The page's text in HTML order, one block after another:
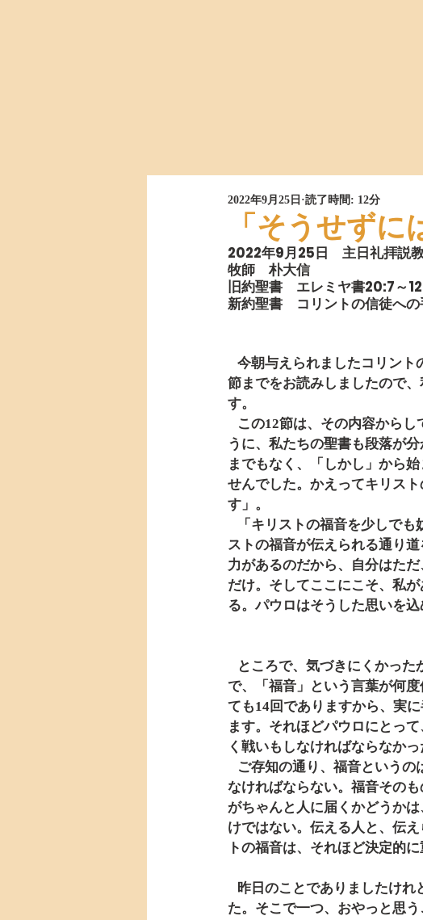
「そうせずに
2022年9月25日 読了時間: 12分
2022年9月25日　主日
牧師　朴大信
旧約聖書　エレミヤ書20:7～12
新約聖書　コリントの信徒へ
節までをお読みしましたので
す。
うに、私たちの聖書も段落が
までもなく、「しかし」から
せんでした。かえってキリス
す」。
ストの福音が伝えられる通り
力があるのだから、自分はた
だけ。そしてここにこそ、私
る。パウロはそうした思いを込
で、「福音」という言葉が何
ても14回でありますから、実
ます。それほどパウロにとっ
く戦いもしなければならなか
なければならない。福音その
がちゃんと人に届くかどうか
けではない。伝える人と、伝
トの福音は、それほど決定的
た。そこで一つ、おやっと思